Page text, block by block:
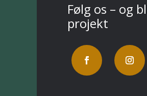
Følg os – og
projekt